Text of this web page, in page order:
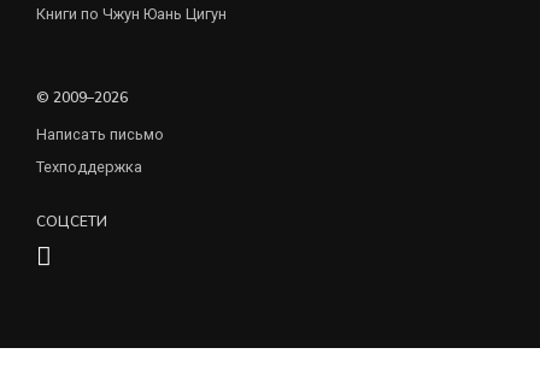
Книги по Чжун Юань Цигун
© 2009–2026
Написать письмо
Техподдержка
СОЦСЕТИ